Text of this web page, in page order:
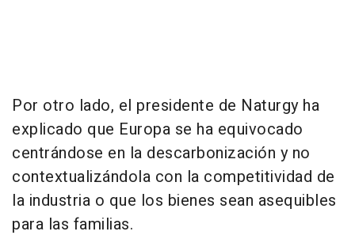
Por otro lado, el presidente de Naturgy ha
explicado que Europa se ha equivocado
centrándose en la descarbonización y no
contextualizándola con la competitividad de
la industria o que los bienes sean asequibles
para las familias.